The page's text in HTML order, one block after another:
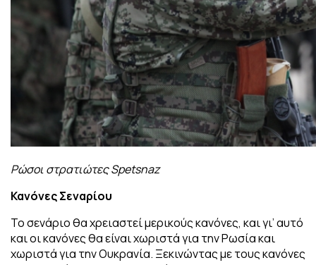
Ρώσοι στρατιώτες Spetsnaz
Κανόνες Σεναρίου
Το σενάριο θα χρειαστεί μερικούς κανόνες, και γι’ αυτό
και οι κανόνες θα είναι χωριστά για την Ρωσία και
χωριστά για την Ουκρανία. Ξεκινώντας με τους κανόνες